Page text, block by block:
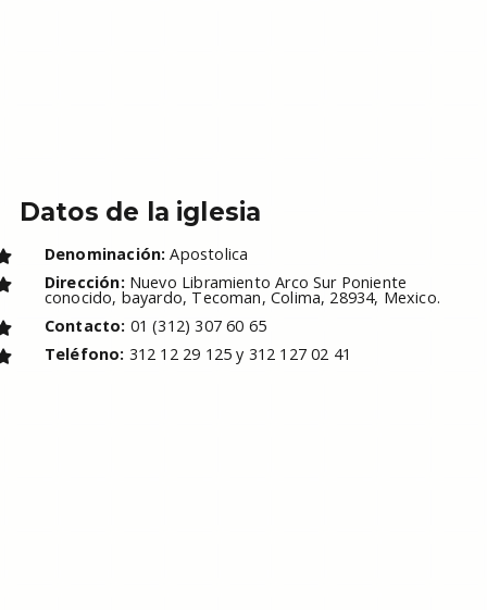
Datos de la iglesia
Denominación: Apostolica
Dirección: Nuevo Libramiento Arco Sur Poniente
conocido, bayardo, Tecoman, Colima, 28934, Mexico.
Contacto: 01 (312) 307 60 65
Teléfono: 312 12 29 125 y 312 127 02 41